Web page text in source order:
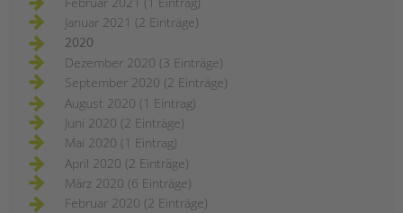
Januar 2021 (2 Einträge)
2020
Dezember 2020 (3 Einträge)
September 2020 (2 Einträge)
August 2020 (1 Eintrag)
Juni 2020 (2 Einträge)
Mai 2020 (1 Eintrag)
April 2020 (2 Einträge)
März 2020 (6 Einträge)
Februar 2020 (2 Einträge)